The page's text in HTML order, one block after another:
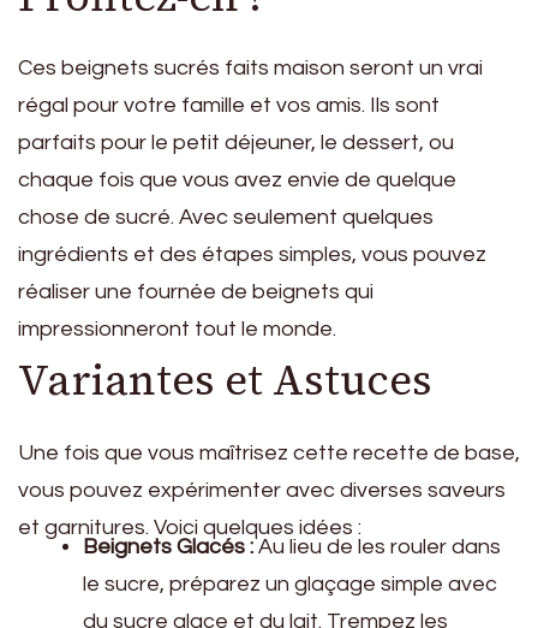
Ces beignets sucrés faits maison seront un vrai
régal pour votre famille et vos amis. Ils sont
parfaits pour le petit déjeuner, le dessert, ou
chaque fois que vous avez envie de quelque
chose de sucré. Avec seulement quelques
ingrédients et des étapes simples, vous pouvez
réaliser une fournée de beignets qui
impressionneront tout le monde.
Variantes et Astuces
Une fois que vous maîtrisez cette recette de base,
vous pouvez expérimenter avec diverses saveurs
et garnitures. Voici quelques idées :
Beignets Glacés :Au lieu de les rouler dans
le sucre, préparez un glaçage simple avec
du sucre glace et du lait. Trempez les